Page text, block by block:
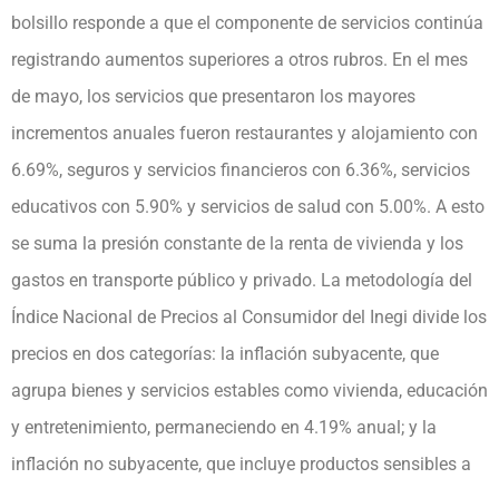
bolsillo responde a que el componente de servicios continúa
registrando aumentos superiores a otros rubros. En el mes
de mayo, los servicios que presentaron los mayores
incrementos anuales fueron restaurantes y alojamiento con
6.69%, seguros y servicios financieros con 6.36%, servicios
educativos con 5.90% y servicios de salud con 5.00%. A esto
se suma la presión constante de la renta de vivienda y los
gastos en transporte público y privado. La metodología del
Índice Nacional de Precios al Consumidor del Inegi divide los
precios en dos categorías: la inflación subyacente, que
agrupa bienes y servicios estables como vivienda, educación
y entretenimiento, permaneciendo en 4.19% anual; y la
inflación no subyacente, que incluye productos sensibles a